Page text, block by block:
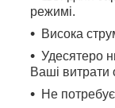
режимі.
Висока
Удесятеро
Ваші витрати
Не